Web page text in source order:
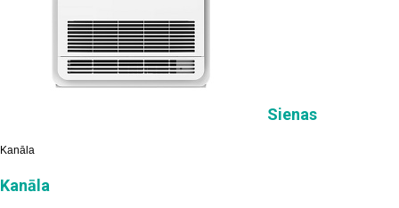
Sienas
Kanāla
Kanāla